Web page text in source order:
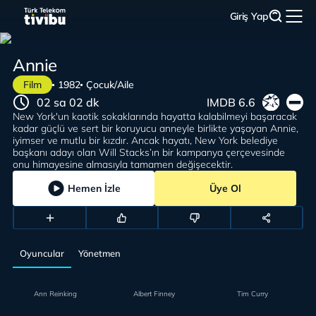
Giriş Yap
Film 1982 Çocuk/Aile
Annie
New York'un kaotik sokaklarında hayatta kalabilmeyi başaracak
kadar güçlü ve sert bir koruyucu anneyle birlikte yaşayan Annie,
iyimser ve mutlu bir kızdır. Ancak hayatı, New York belediye
başkanı adayı olan Will Stacks’ın bir kampanya çerçevesinde
onu himayesine almasıyla tamamen değişecektir.
02 sa 02 dk IMDB 6.6
Hemen İzle Üye Ol
Oyuncular Yönetmen
Ann Reinking Albert Finney Tim Curry